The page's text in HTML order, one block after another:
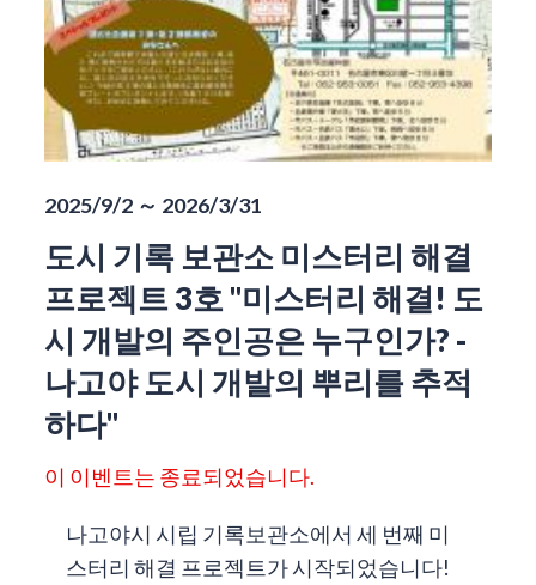
2025/9/2 ～ 2026/3/31
도시 기록 보관소 미스터리 해결
프로젝트 3호 "미스터리 해결! 도
시 개발의 주인공은 누구인가? -
나고야 도시 개발의 뿌리를 추적
하다"
이 이벤트는 종료되었습니다.
나고야시 시립 기록보관소에서 세 번째 미
스터리 해결 프로젝트가 시작되었습니다!